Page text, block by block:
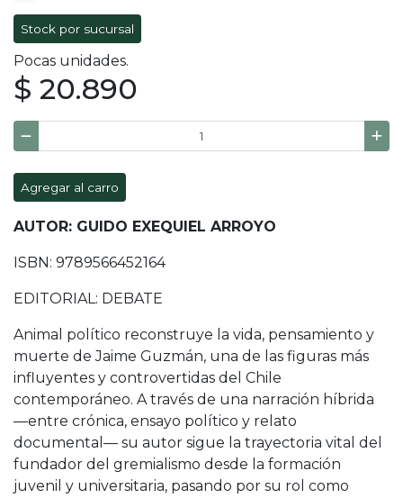
Stock por sucursal
Pocas unidades.
$ 20.890
Agregar al carro
AUTOR: GUIDO EXEQUIEL ARROYO
ISBN: 9789566452164
EDITORIAL: DEBATE
Animal político reconstruye la vida, pensamiento y
muerte de Jaime Guzmán, una de las figuras más
influyentes y controvertidas del Chile
contemporáneo. A través de una narración híbrida
—entre crónica, ensayo político y relato
documental— su autor sigue la trayectoria vital del
fundador del gremialismo desde la formación
juvenil y universitaria, pasando por su rol como